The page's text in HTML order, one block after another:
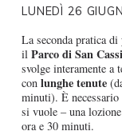
LUNEDÌ 26
La seconda pratica di
ilParco di San
svolge interamente a
conlunghe tenute
minuti). È
si vuole – una
ora e 30 minuti.